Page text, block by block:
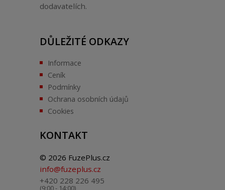
dodavatelích.
DŮLEŽITÉ ODKAZY
Informace
Ceník
Podmínky
Ochrana osobních údajů
Cookies
KONTAKT
© 2026 FuzePlus.cz
info@fuzeplus.cz
+420 228 226 495
(9:00 - 14:00)